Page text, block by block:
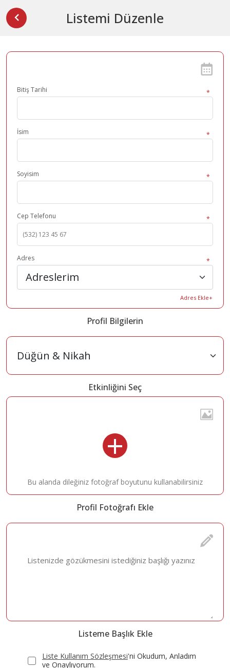
Listemi Düzenle
Bitiş Tarihi
İsim
Soyisim
Cep Telefonu
Adres
Adres Ekle+
Profil Bilgilerin
Etkinliğini Seç
+
Bu alanda dileğiniz fotoğraf boyutunu kullanabilirsiniz
Profil Fotoğrafı Ekle
Listeme Başlık Ekle
Liste Kullanım Sözleşmesi'ni Okudum, Anladım
ve Onaylıyorum.